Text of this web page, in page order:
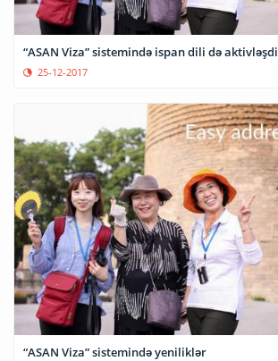
“ASAN Viza” sistemində ispan dili də aktivləşdi
25-12-2017
“ASAN Viza” sistemində yeniliklər